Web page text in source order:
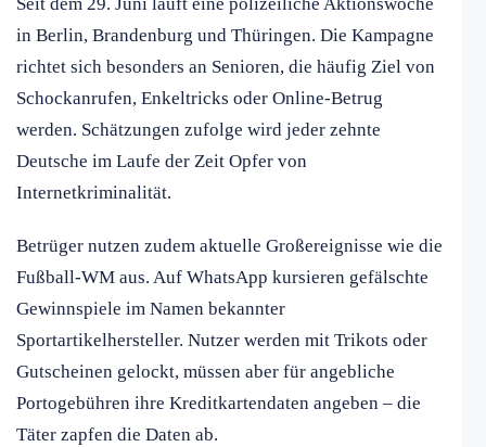
in Berlin, Brandenburg und Thüringen. Die Kampagne
richtet sich besonders an Senioren, die häufig Ziel von
Schockanrufen, Enkeltricks oder Online-Betrug
werden. Schätzungen zufolge wird jeder zehnte
Deutsche im Laufe der Zeit Opfer von
Internetkriminalität.
Betrüger nutzen zudem aktuelle Großereignisse wie die
Fußball-WM aus. Auf WhatsApp kursieren gefälschte
Gewinnspiele im Namen bekannter
Sportartikelhersteller. Nutzer werden mit Trikots oder
Gutscheinen gelockt, müssen aber für angebliche
Portogebühren ihre Kreditkartendaten angeben – die
Täter zapfen die Daten ab.